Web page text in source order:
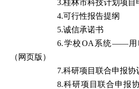
3.桂林市科技计划项目
4.可行性报告提纲
5.诚信承诺书
6.学校OA 系统——用
（网页版）
7.科研项目联合申报协
8.科研项目联合申报